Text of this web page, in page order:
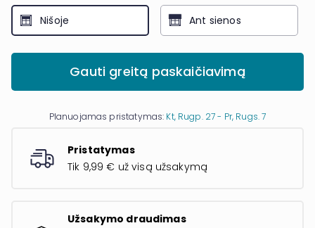
Nišoje Ant sienos
Gauti greitą paskaičiavimą
Planuojamas pristatymas: Kt, Rugp. 27 - Pr, Rugs. 7
Pristatymas
Tik 9,99 € už visą užsakymą
Užsakymo draudimas